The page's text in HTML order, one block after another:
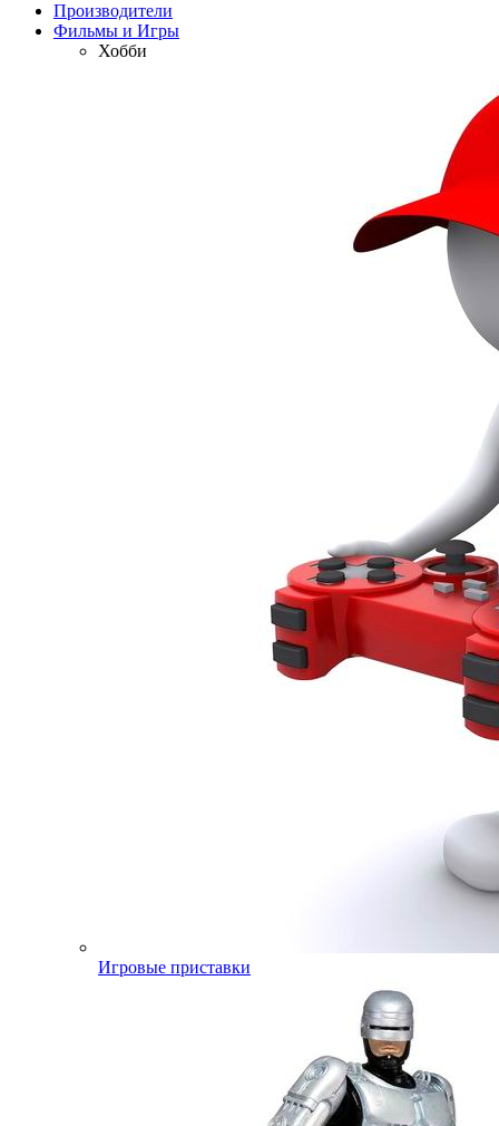
Производители
Фильмы и Игры
Хобби
Игровые приставки